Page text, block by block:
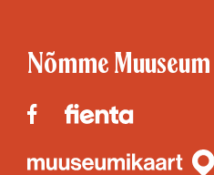
Nõmme Muuseum